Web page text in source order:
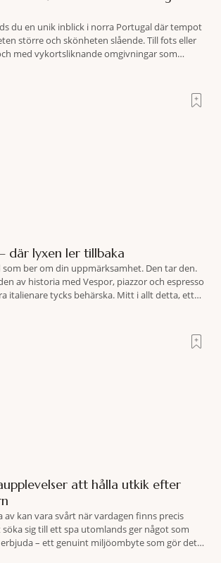
du en unik inblick i norra Portugal där tempot
större och skönheten slående. Till fots eller
med vykortsliknande omgivningar som
där lyxen ler tillbaka
som ber om din uppmärksamhet. Den tar den.
av historia med Vespor, piazzor och espresso
italienare tycks behärska. Mitt i allt detta, ett
att hålla utkik efter
kan vara svårt när vardagen finns precis
sig till ett spa utomlands ger något som
– ett genuint miljöombyte som gör det